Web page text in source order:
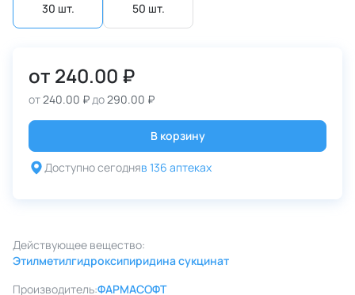
30 шт. 50 шт.
от 240.00 ₽
от240.00 ₽до290.00 ₽
В корзину
Доступно сегодняв 136 аптеках
Действующее вещество:
Этилметилгидроксипиридина сукцинат
Производитель:ФАРМАСОФТ